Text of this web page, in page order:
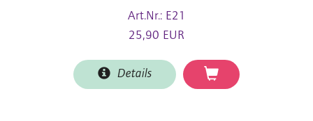
Art.Nr.: E21
25,90 EUR
Details